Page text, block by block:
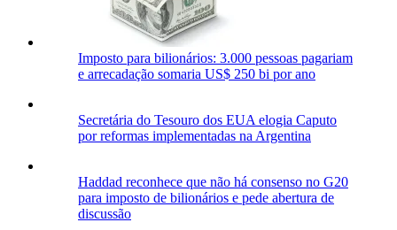
Imposto para bilionários: 3.000 pessoas pagariam
e arrecadação somaria US$ 250 bi por ano
Secretária do Tesouro dos EUA elogia Caputo
por reformas implementadas na Argentina
Haddad reconhece que não há consenso no G20
para imposto de bilionários e pede abertura de
discussão